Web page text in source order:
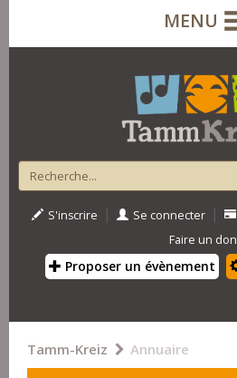
MENU
S'inscrire | Se connecter |
Faire un don
Proposer un évènement
Tamm-Kreiz Annuaire